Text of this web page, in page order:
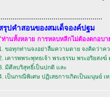
รุปคำสอนของสมเด็จองค์ปฐม
านทั้งหลาย การหลบหลีกไม่ต้องตกอบ
ขอทุกท่านจงอย่าลืมความตาย จงคิดว่าค
เคารพพระพุทธเจ้า พระธรรม พระอริยสง
มีศีลบริสุทธิ์เป็นปกติ และ
เป็นกรณีพิเศษ ปฏิเสธการเกิดเป็นมนุษย์